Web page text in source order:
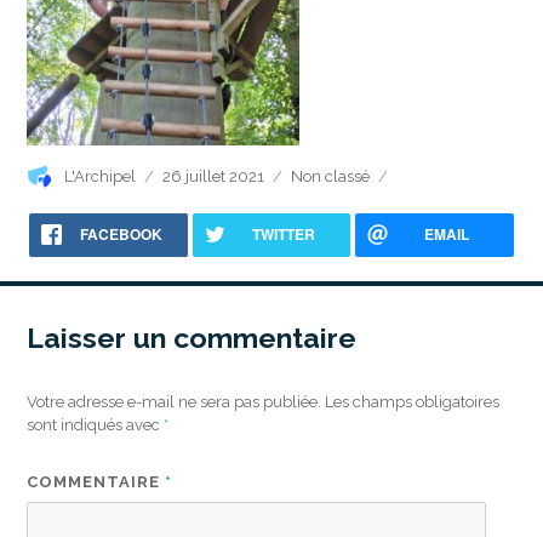
Auteur
L'Archipel
Publié
26 juillet 2021 Catégories
Non classé
FACEBOOK TWITTER EMAIL
Laisser un commentaire
Votre adresse e-mail ne sera pas publiée. Les champs obligatoires
sont indiqués avec *
COMMENTAIRE *